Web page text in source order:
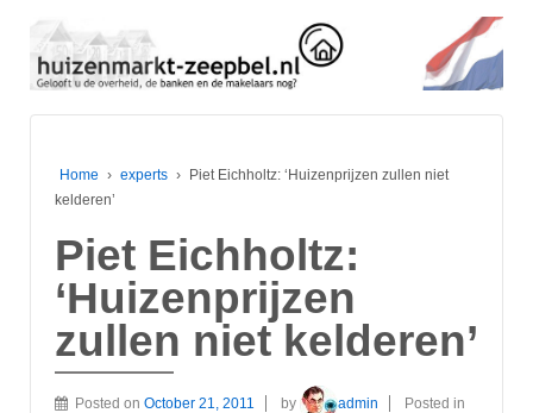
Home › experts ›
Piet Eichholtz: ‘Huizenprijzen zullen niet
kelderen’
Piet Eichholtz:
‘Huizenprijzen
zullen niet kelderen’
Posted on October 21, 2011 by admin
Posted in